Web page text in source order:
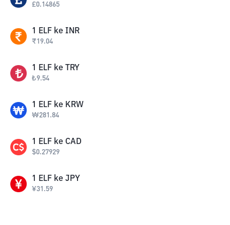
£0.14865
1 ELF ke INR
₹19.04
1 ELF ke TRY
₺9.54
1 ELF ke KRW
₩281.84
1 ELF ke CAD
$0.27929
1 ELF ke JPY
¥31.59